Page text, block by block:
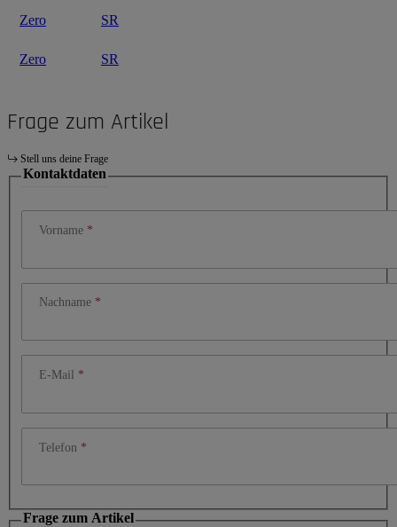
Zero SR
Zero SR
Frage zum Artikel
Stell uns deine Frage
Kontaktdaten
Vorname
Nachname
E-Mail
Telefon
Frage zum Artikel